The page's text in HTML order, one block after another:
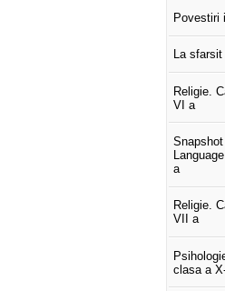
Povestiri
La
Religie.
VI a
a
Religie.
VII a
clasa a